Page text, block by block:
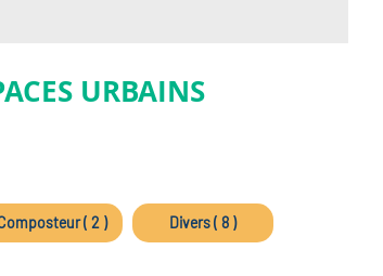
URBAINS
( 2 ) Divers ( 8 )